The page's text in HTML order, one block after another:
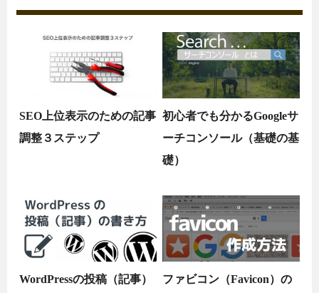
SEO上位表示のための記事
調整３ステップ
初心者でも分かるGoogleサ
ーチコンソール（基礎の基
礎）
WordPressの投稿（記事） ファビコン（Favicon）の